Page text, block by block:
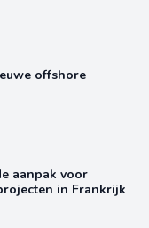
offshore
aanpak voor
in Frankrijk